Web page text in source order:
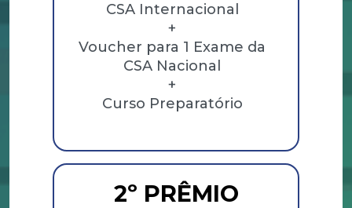
CSA Internacional
+
Voucher para 1 Exame da
CSA Nacional
+
Curso Preparatório
2º PRÊMIO